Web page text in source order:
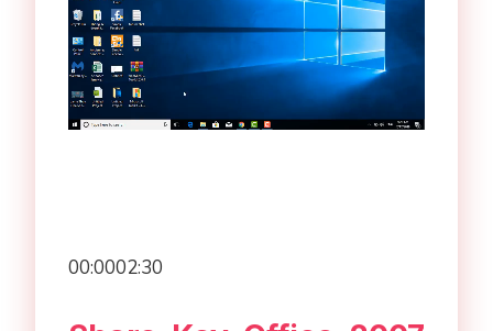
00:0002:30